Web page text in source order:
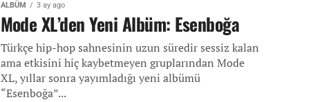
ALBÜM 3 ay ago
Mode XL’den Yeni Albüm: Esenboğa
Türkçe hip-hop sahnesinin uzun süredir sessiz kalan
ama etkisini hiç kaybetmeyen gruplarından Mode
XL, yıllar sonra yayımladığı yeni albümü
“Esenboğa”...